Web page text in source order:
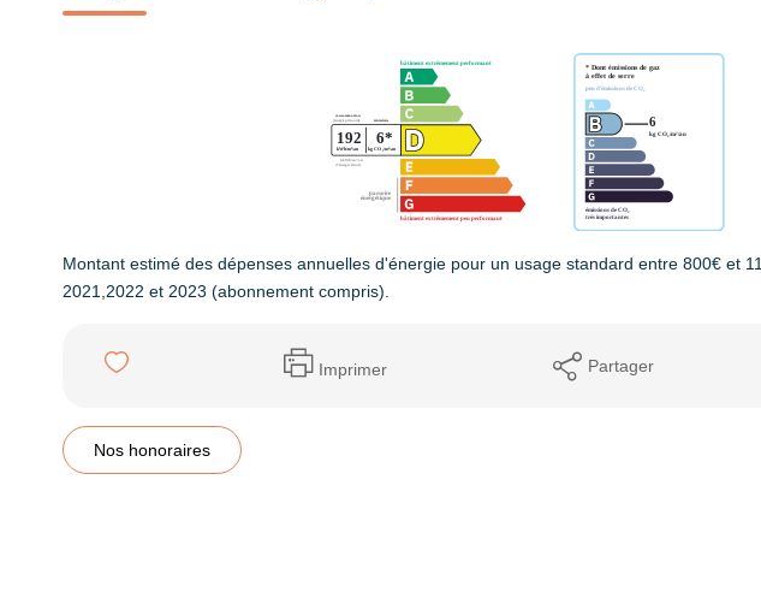
Montant estimé des dépenses annuelles d'énergie pour un usage standard entre 800€ et
2021,2022 et 2023 (abonnement compris).
Imprimer Partager
Nos honoraires